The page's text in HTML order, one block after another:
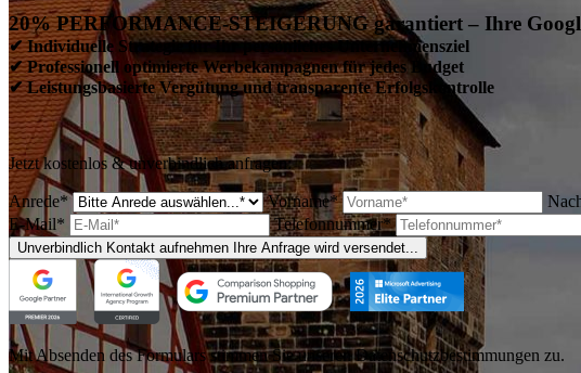
20% PERFORMANCE-STEIGERUNG garantiert – Ihre
✔ Individuelle Strategie für Ihr persönliches Unternehmensziel
✔ Professionell optimierte Werbekampagnen für jedes Budget
✔ Leistungsbasierte Vergütung und transparente Erfolgskontrolle
Jetzt kostenlos & unverbindlich anfragen:
Anrede* Vorname*
E-Mail*
Telefonnummer*
Unverbindlich Kontakt aufnehmen Ihre Anfrage wird versendet...
Mit Absenden des Formulars stimmen Sie unseren Datenschutzbestimmungen zu.